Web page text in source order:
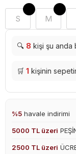
S M
🔍 8 kişi şu anda
🛒 1 kişinin
%5 havale indirimi
5000 TL üzeri
2500 TL üzeri